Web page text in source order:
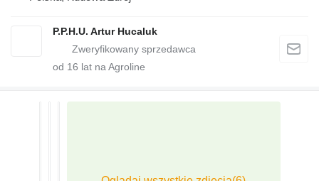
P.P.H.U. Artur Hucaluk
od 16 lat na Agroline